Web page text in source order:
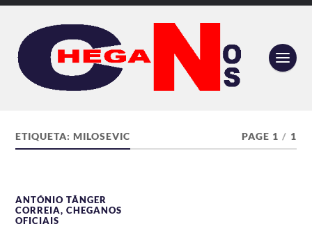
ETIQUETA:MILOSEVIC PAGE 1 / 1
ANTÓNIO TÂNGER
CORREIA,CHEGANOS
OFICIAIS